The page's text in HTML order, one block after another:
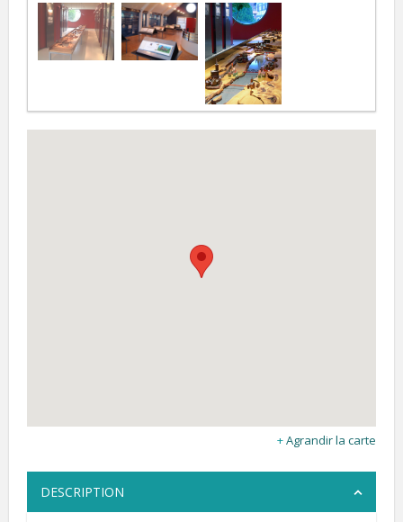
Agrandir la carte
DESCRIPTION